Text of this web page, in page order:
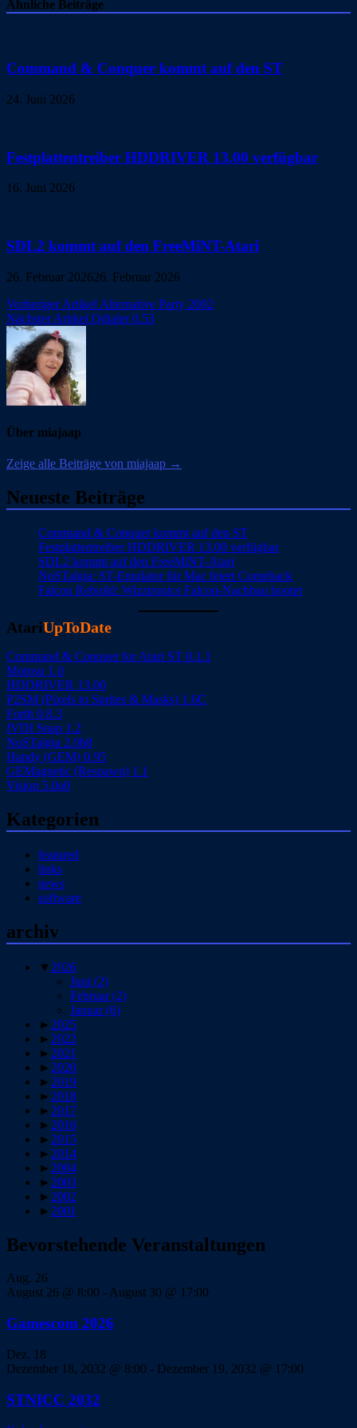
Ähnliche Beiträge
Command & Conquer kommt auf den ST
24. Juni 2026
Festplattentreiber HDDRIVER 13.00 verfügbar
16. Juni 2026
SDL2 kommt auf den FreeMiNT-Atari
26. Februar 202626. Februar 2026
Beitragsnavigation
Vorheriger Artikel Alternative Party 2002
Nächster Artikel Qdialer 0.53
Über miajaap
Zeige alle Beiträge von miajaap →
Neueste Beiträge
Command & Conquer kommt auf den ST
Festplattentreiber HDDRIVER 13.00 verfügbar
SDL2 kommt auf den FreeMiNT-Atari
NoSTalgia: ST-Emulator für Mac feiert Comeback
Falcon Rebuild: Wizztronics Falcon-Nachbau bootet
AtariUpToDate
Command & Conquer for Atari ST 0.1.1
Motosu 1.0
HDDRIVER 13.00
P2SM (Pixels to Sprites & Masks) 1.6C
Forth 0.8.3
fVDI Snap 1.2
NoSTalgia 2.0b8
Handy (GEM) 0.95
GEMagnetic (Respawn) 1.1
Vision 5.0a0
Kategorien
featured
links
news
software
archiv
▼ 2026
Juni (2)
Februar(2)
Januar(6)
► 2025
► 2022
► 2021
► 2020
► 2019
► 2018
► 2017
► 2016
► 2015
► 2014
► 2004
► 2003
► 2002
► 2001
Bevorstehende Veranstaltungen
Aug. 26
August 26 @ 8:00 -August 30 @ 17:00
Gamescom 2026
Dez. 18
Dezember 18, 2032 @ 8:00 - Dezember 19, 2032 @ 17:00
STNICC 2032